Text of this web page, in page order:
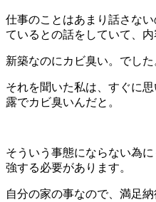
仕事のことはあまり話さな
ているとの話をしていて、内
新築なのにカビ臭い。でした
それを聞いた私は、すぐに
露でカビ臭いんだと。
そういう事態にならない為
強する必要があります。
自分の家の事なので、満足